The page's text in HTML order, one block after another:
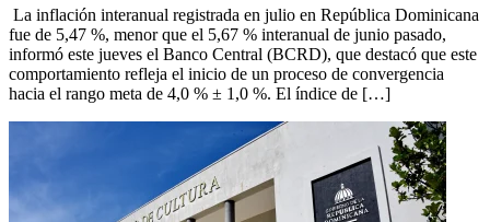
La inflación interanual registrada en julio en República Dominicana
fue de 5,47 %, menor que el 5,67 % interanual de junio pasado,
informó este jueves el Banco Central (BCRD), que destacó que este
comportamiento refleja el inicio de un proceso de convergencia
hacia el rango meta de 4,0 % ± 1,0 %. El índice de […]